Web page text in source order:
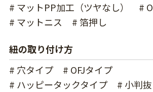
# マットPP加工（ツヤなし）
#
# マットニス
# 箔押し
紐の取り付け方
# 穴タイプ
# OFJタイプ
# ハッピータックタイプ
# 小判